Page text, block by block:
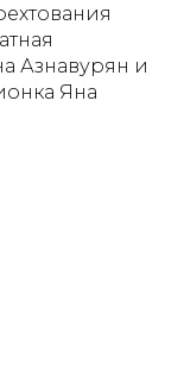
Азнавурян и
Яна